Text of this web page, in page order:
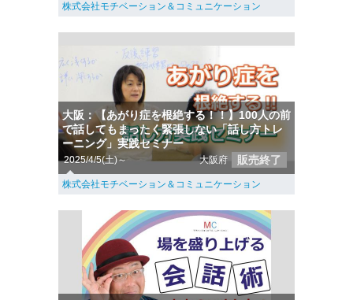
株式会社モチベーション＆コミュニケーション
大阪：【あがり症を根絶する！！】100人の前
で話してもまったく緊張しない「話し方トレ
ーニング」実践セミナー
2025/4/5(土)～ 大阪府 販売終了
株式会社モチベーション＆コミュニケーション